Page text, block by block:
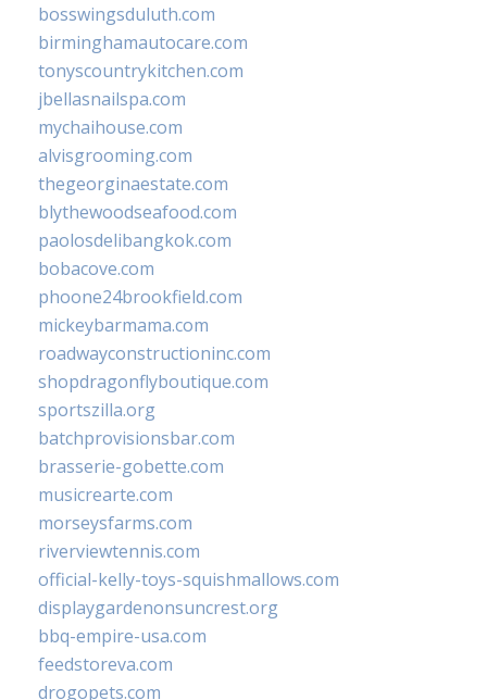
bosswingsduluth.com
birminghamautocare.com
tonyscountrykitchen.com
jbellasnailspa.com
mychaihouse.com
alvisgrooming.com
thegeorginaestate.com
blythewoodseafood.com
paolosdelibangkok.com
bobacove.com
phoone24brookfield.com
mickeybarmama.com
roadwayconstructioninc.com
shopdragonflyboutique.com
sportszilla.org
batchprovisionsbar.com
brasserie-gobette.com
musicrearte.com
morseysfarms.com
riverviewtennis.com
official-kelly-toys-squishmallows.com
displaygardenonsuncrest.org
bbq-empire-usa.com
feedstoreva.com
drogopets.com